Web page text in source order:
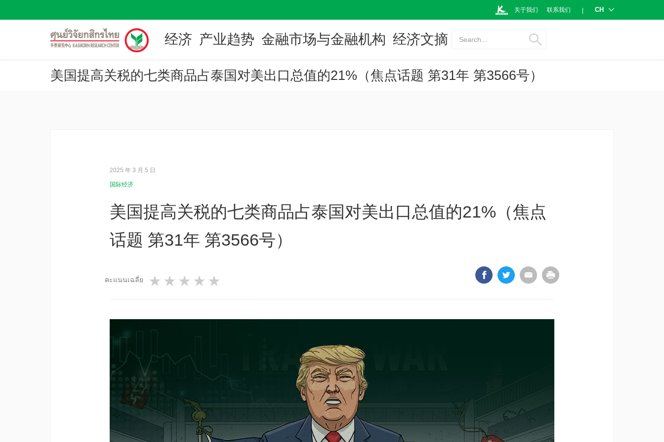
关于我们 联系我们 | CH
经济 产业趋势 金融市场与金融机构 经济文摘 Search...
美国提高关税的七类商品占泰国对美出口总值的21%（焦点话题 第31年 第3566号）
2025 年 3 月 5 日
国际经济
美国提高关税的七类商品占泰国对美出口总值的21%（焦点
话题 第31年 第3566号）
คะแนนเฉลี่ย 4 stars
3 stars
2 stars
1 star